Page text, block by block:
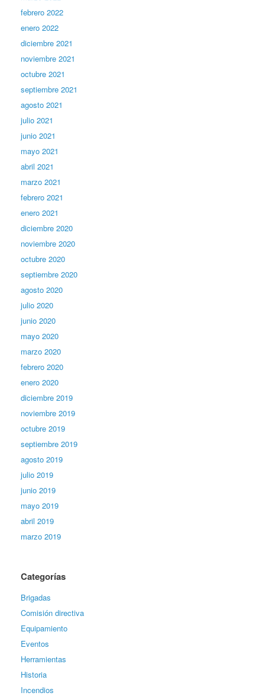
febrero 2022
enero 2022
diciembre 2021
noviembre 2021
octubre 2021
septiembre 2021
agosto 2021
julio 2021
junio 2021
mayo 2021
abril 2021
marzo 2021
febrero 2021
enero 2021
diciembre 2020
noviembre 2020
octubre 2020
septiembre 2020
agosto 2020
julio 2020
junio 2020
mayo 2020
marzo 2020
febrero 2020
enero 2020
diciembre 2019
noviembre 2019
octubre 2019
septiembre 2019
agosto 2019
julio 2019
junio 2019
mayo 2019
abril 2019
marzo 2019
Categorías
Brigadas
Comisión directiva
Equipamiento
Eventos
Herramientas
Historia
Incendios